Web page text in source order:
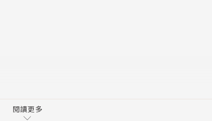
語是多久以前的事？又是用哪一種方式來學片語的呢
是根據不同的主題詞性分類來學習。這些方法都很好
閱讀更多